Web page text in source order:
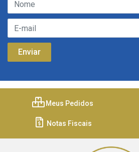
Meus Pedidos
Notas Fiscais